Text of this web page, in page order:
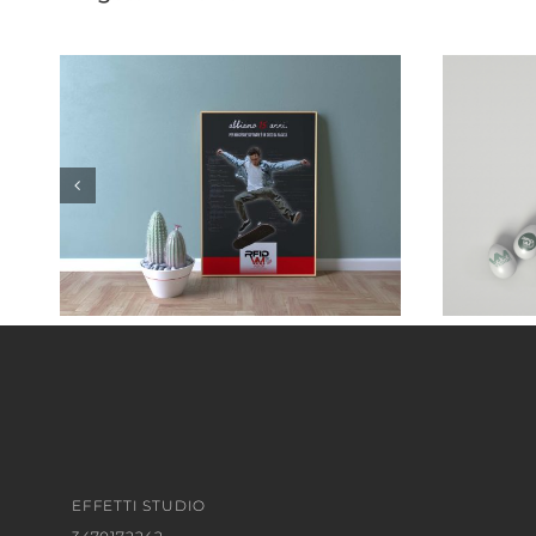
EFFETTI STUDIO